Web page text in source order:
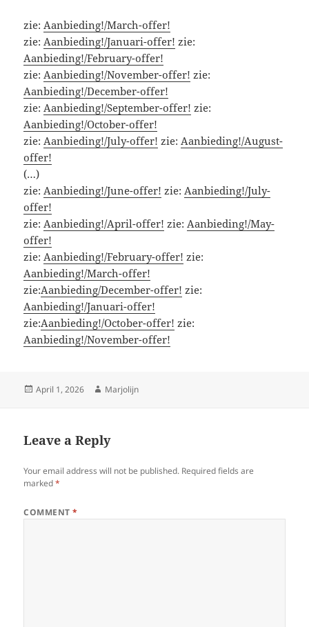
zie:Aanbieding!/March-offer!
zie:Aanbieding!/Januari-offer! zie:
Aanbieding!/February-offer!
zie:Aanbieding!/November-offer! zie:
Aanbieding!/December-offer!
zie:Aanbieding!/September-offer! zie:
Aanbieding!/October-offer!
zie:Aanbieding!/July-offer! zie:Aanbieding!/August-
offer!
(…)
zie:Aanbieding!/June-offer! zie:Aanbieding!/July-
offer!
zie:Aanbieding!/April-offer! zie:Aanbieding!/May-
offer!
zie:Aanbieding!/February-offer! zie:
Aanbieding!/March-offer!
zie:Aanbieding/December-offer! zie:
Aanbieding!/Januari-offer!
zie:Aanbieding!/October-offer! zie:
Aanbieding!/November-offer!
Posted
April 1, 2026 Author
Marjolijn
Leave a Reply
Your email address will not be published. Required fields are
marked*
COMMENT*